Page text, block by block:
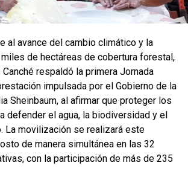
al avance del cambio climático y la
de hectáreas de cobertura forestal,
respaldó la primera Jornada
impulsada por el Gobierno de la
Sheinbaum, al afirmar que proteger los
defender el agua, la biodiversidad y el
La movilización se realizará este
de manera simultánea en las 32
con la participación de más de 235